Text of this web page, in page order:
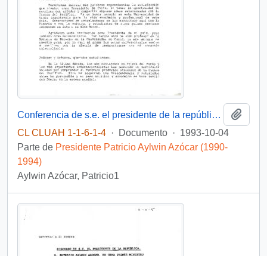
Conferencia de s.e. el presidente de la república, d. patricio Aylwin Azócar, en la facultad de economía de la universidad de Auckland
CL CLUAH 1-1-6-1-4 · Documento · 1993-10-04
Parte de Presidente Patricio Aylwin Azócar (1990-
1994)
Aylwin Azócar, Patricio1